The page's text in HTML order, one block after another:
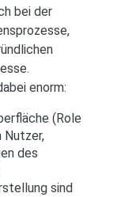
bei der
enorm:
(Role
Nutzer,
des
sind